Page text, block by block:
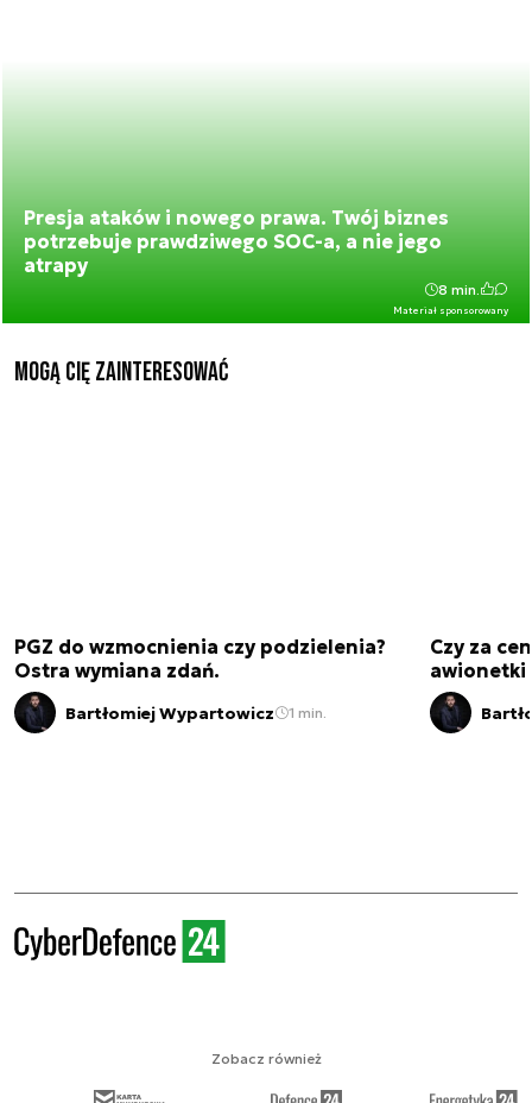
Presja ataków i nowego prawa. Twój biznes
potrzebuje prawdziwego SOC-a, a nie jego
atrapy
Materiał sponsorowany
8 min.
Mogą Cię zainteresować
PGZ do wzmocnienia czy podzielenia?
Ostra wymiana zdań.
Bartłomiej Wypartowicz 1 min.
Czy za
awionetki
Zobacz również